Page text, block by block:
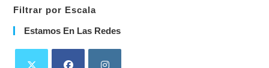
Filtrar por Escala
Estamos En Las Redes